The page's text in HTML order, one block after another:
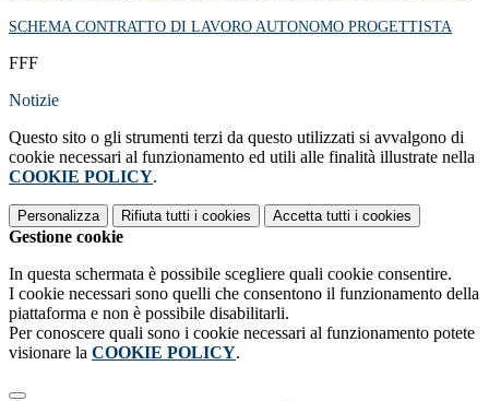
SCHEMA CONTRATTO DI LAVORO AUTONOMO PROGETTISTA
FFF
Notizie
Questo sito o gli strumenti terzi da questo utilizzati si avvalgono di
cookie necessari al funzionamento ed utili alle finalità illustrate nella
COOKIE POLICY.
Personalizza Rifiuta tutti i cookies Accetta tutti i cookies
Gestione cookie
In questa schermata è possibile scegliere quali cookie consentire.
I cookie necessari sono quelli che consentono il funzionamento della
piattaforma e non è possibile disabilitarli.
Per conoscere quali sono i cookie necessari al funzionamento potete
visionare la COOKIE POLICY.